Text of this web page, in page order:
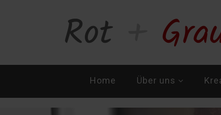
Navigation
Home Über uns